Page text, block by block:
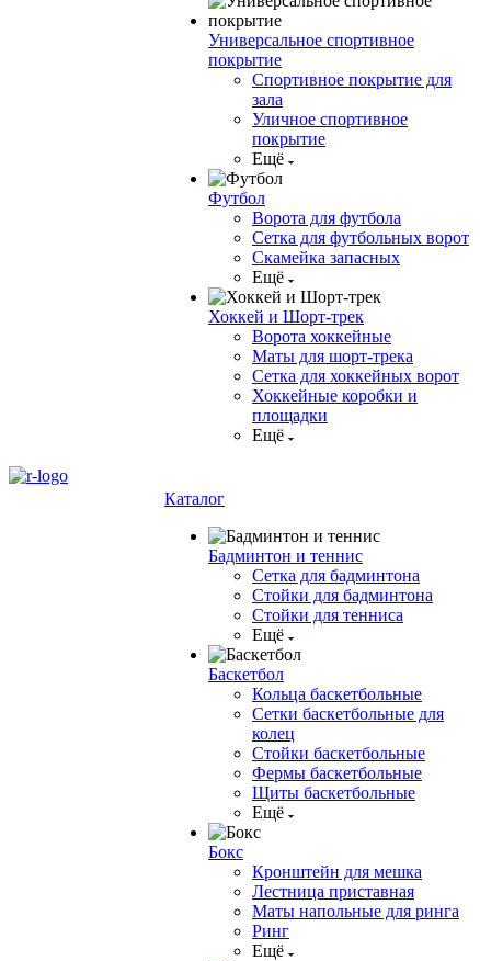
Универсальное спортивное
покрытие
Спортивное покрытие для
зала
Уличное спортивное
покрытие
Ещё
Футбол
Ворота для футбола
Сетка для футбольных ворот
Скамейка запасных
Ещё
Хоккей и Шорт-трек
Ворота хоккейные
Маты для шорт-трека
Сетка для хоккейных ворот
Хоккейные коробки и
площадки
Ещё
Каталог
Бадминтон и теннис
Сетка для бадминтона
Стойки для бадминтона
Стойки для тенниса
Ещё
Баскетбол
Кольца баскетбольные
Сетки баскетбольные для
колец
Стойки баскетбольные
Фермы баскетбольные
Щиты баскетбольные
Ещё
Бокс
Кронштейн для мешка
Лестница приставная
Маты напольные для ринга
Ринг
Ещё